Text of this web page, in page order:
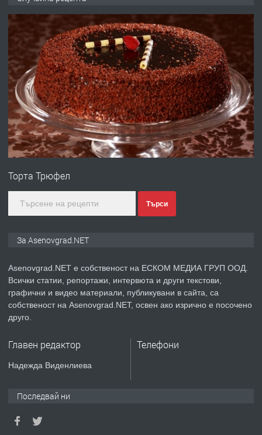
преди 10 месеца
ПРЕДЛАГА
Професионална броячна машина -
със сертификат от ЕЦБ
преди 1 година
ПРЕДЛАГА
Професионална зеленчукорезачка
преди 2 години
ПРЕДЛАГА
Давам индивидуалани уроци по
Торта Трюфел
Търси
За Asenovgrad.NET
Asenovgrad.NET е собственост на ЕСКОМ МЕДИА ГРУП ООД.
Всички статии, репортажи, интервюта и други текстови,
графични и видео материали, публикувани в сайта, са
собственост на Asenovgrad.NET, освен ако изрично е посочено
друго.
Главен редактор
Надежда Виденлиева
Телефони
Последвай ни